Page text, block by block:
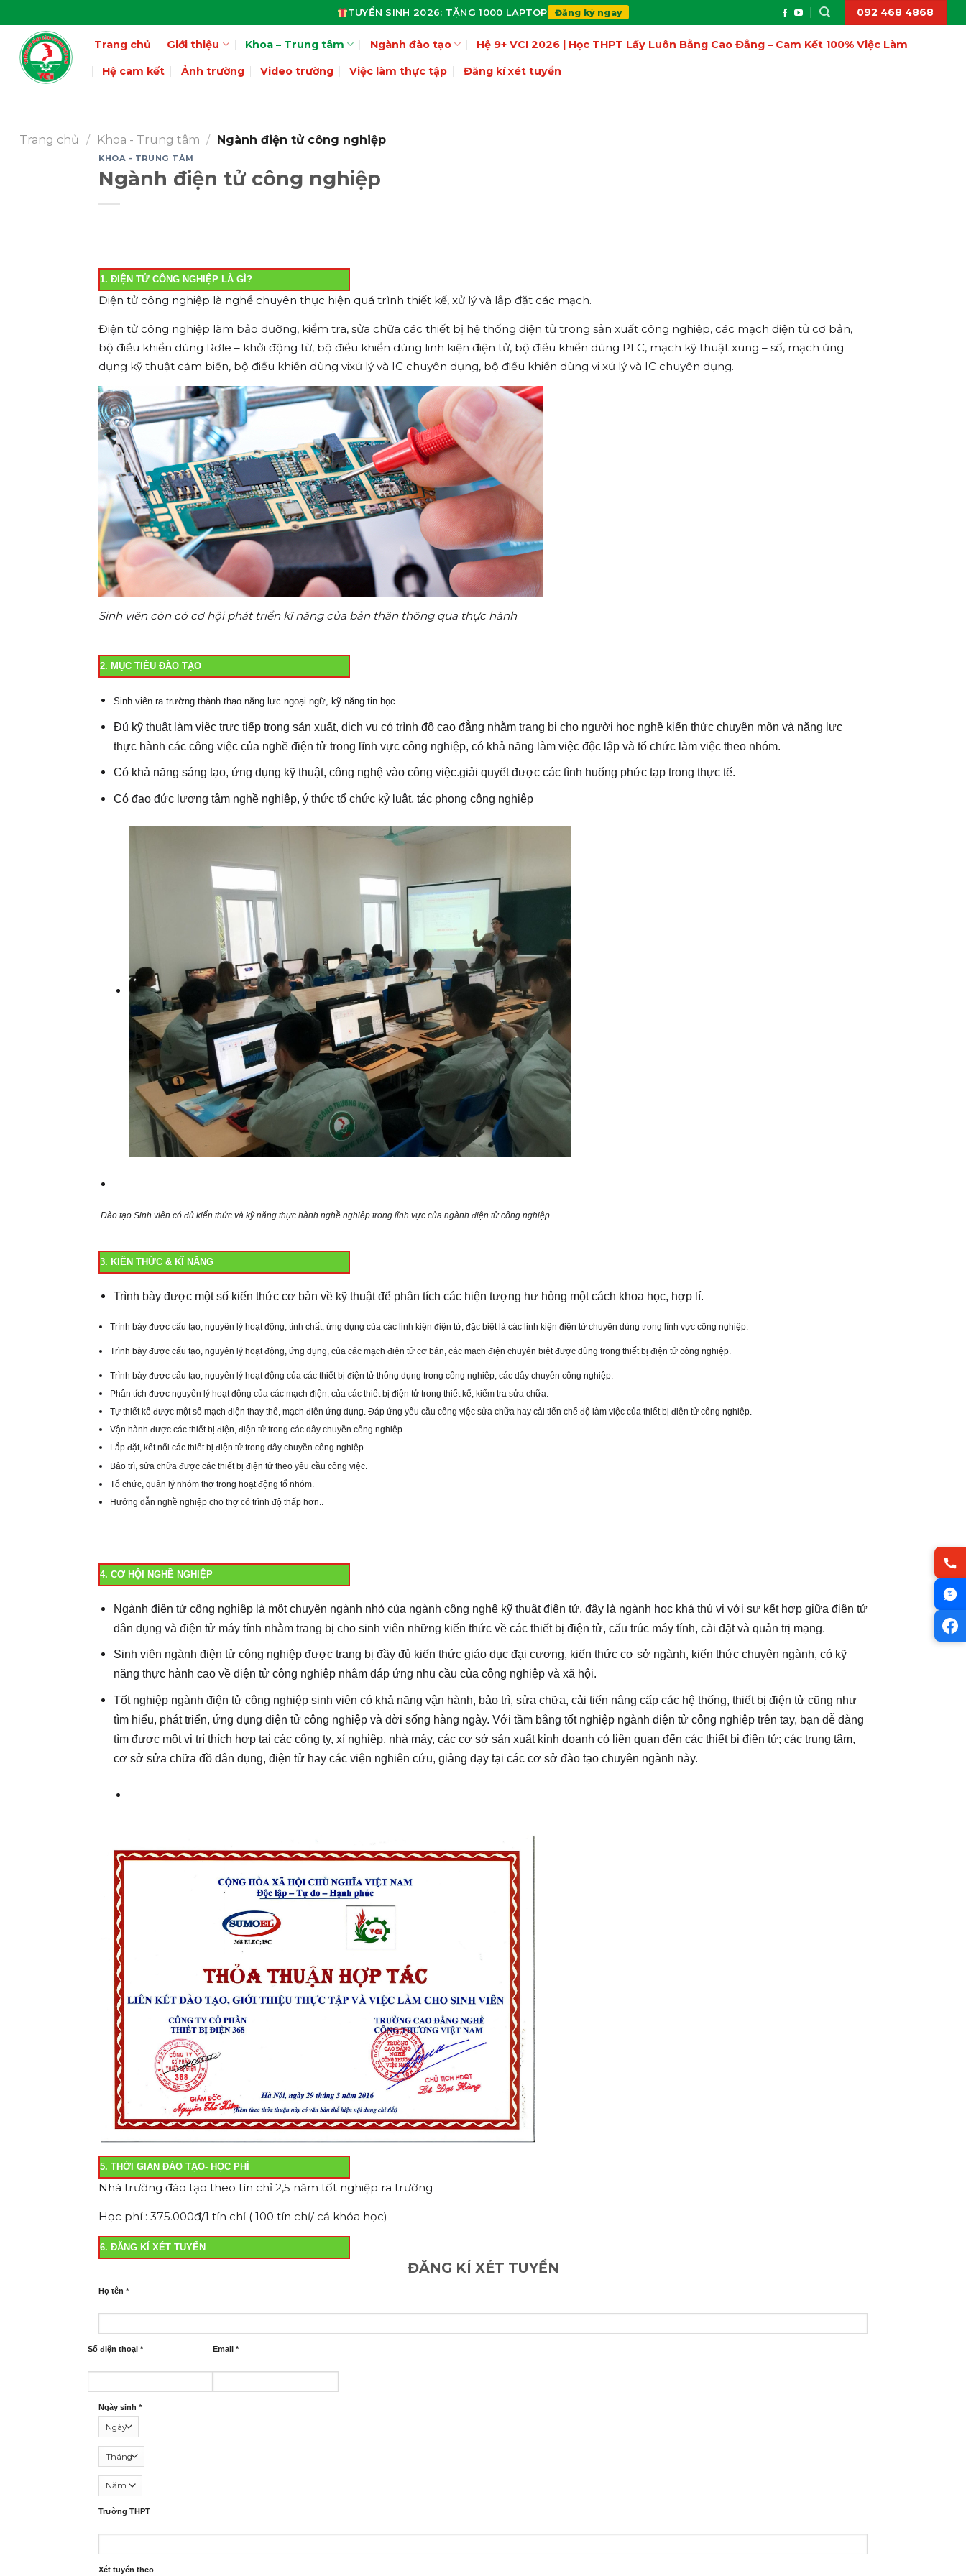
to
content
TUYỂN SINH 2026: TẶNG 1000 LAPTOP Đăng ký ngay 092 468 4868
Trang chủ Giới thiệu Khoa – Trung tâm Ngành đào tạo Hệ 9+ VCI 2026 | Học THPT Lấy Luôn Bằng Cao Đẳng – Cam Kết 100% Việc Làm
Hệ cam kết Ảnh trường Video trường Việc làm thực tập Đăng kí xét tuyển
Trang chủ / Khoa - Trung tâm / Ngành điện tử công nghiệp
KHOA - TRUNG TÂM
Ngành điện tử công nghiệp
1. ĐIỆN TỬ CÔNG NGHIỆP LÀ GÌ?
Điện tử công nghiệp là nghề chuyên thực hiện quá trình thiết kế, xử lý và lắp đặt các mạch.
Điện tử công nghiệp làm bảo dưỡng, kiểm tra, sửa chữa các thiết bị hệ thống điện tử trong sản xuất công nghiệp, các mạch điện tử cơ bản,
bộ điều khiển dùng Rơle – khởi động từ, bộ điều khiển dùng linh kiện điện tử, bộ điều khiển dùng PLC, mạch kỹ thuật xung – số, mạch ứng
dụng kỹ thuật cảm biến, bộ điều khiển dùng vixử lý và IC chuyên dụng, bộ điều khiển dùng vi xử lý và IC chuyên dụng.
Sinh viên còn có cơ hội phát triển kĩ năng của bản thân thông qua thực hành
2. MỤC TIÊU ĐÀO TẠO
Sinh viên ra trường thành thạo năng lực ngoại ngữ, kỹ năng tin học….
Đủ kỹ thuật làm việc trực tiếp trong sản xuất, dịch vụ có trình độ cao đẳng nhằm trang bị cho người học nghề kiến thức chuyên môn và năng lực
thực hành các công việc của nghề điện tử trong lĩnh vực công nghiệp, có khả năng làm việc độc lập và tổ chức làm việc theo nhóm.
Có khả năng sáng tạo, ứng dụng kỹ thuật, công nghệ vào công việc.giải quyết được các tình huống phức tạp trong thực tế.
Cóđạo đức lương tâm nghề nghiệp, ý thức tổ chức kỷ luật, tác phong công nghiệp
Đào tạo Sinh viên có đủ kiến thức và kỹ năng thực hành nghề nghiệp trong lĩnh vực của ngành điện tử công nghiệp
3. KIẾN THỨC & KĨ NĂNG
Trình bày đư­ợc một số kiến thức cơ bản về kỹ thuật để phân tích các hiện tượng h­ư hỏng một cách khoa học, hợp lí.
Trình bày đ­ược cấu tạo, nguyên lý hoạt động, tính chất, ứng dụng của các linh kiện điện tử, đặc biệt là các linh kiện điện tử chuyên dùng trong lĩnh vực công nghiệp.
Trình bày đ­ược cấu tạo, nguyên lý hoạt động, ứng dụng, của các mạch điện tử cơ bản, các mạch điện chuyên biệt đ­ược dùng trong thiết bị điện tử công nghiệp.
Trình bày đ­ược cấu tạo, nguyên lý hoạt động của các thiết bị điện tử thông dụng trong công nghiệp, các dây chuyền công nghiệp.
Phân tích đư­ợc nguyên lý hoạt động của các mạch điện, của các thiết bị điện tử trong thiết kế, kiểm tra sửa chữa.
Tự thiết kế được một số mạch điện thay thế, mạch điện ứng dụng. Đáp ứng yêu cầu công việc sửa chữa hay cải tiến chế độ làm việc của thiết bị điện tử công nghiệp.
Vận hành đ­ược các thiết bị điện, điện tử trong các dây chuyền công nghiệp.
Lắp đặt, kết nối các thiết bị điện tử trong dây chuyền công nghiệp.
Bảo trì, sửa chữa đư­ợc các thiết bị điện tử theo yêu cầu công việc.
Tổ chức, quản lý nhóm thợ trong hoạt động tổ nhóm.
Hư­ớng dẫn nghề nghiệp cho thợ có trình độ thấp hơn..
4. CƠ HỘI NGHỀ NGHIỆP
Ngành điện tử công nghiệp là một chuyên ngành nhỏ của ngành công nghệ kỹ thuật điện tử, đây là ngành học khá thú vị với sự kết hợp giữa điện tử
dân dụng và điện tử máy tính nhằm trang bị cho sinh viên những kiến thức về các thiết bị điện tử, cấu trúc máy tính, cài đặt và quản trị mạng.
Sinh viên ngành điện tử công nghiệp được trang bị đầy đủ kiến thức giáo dục đại cương, kiến thức cơ sở ngành, kiến thức chuyên ngành, có kỹ
năng thực hành cao về điện tử công nghiệp nhằm đáp ứng nhu cầu của công nghiệp và xã hội.
Tốt nghiệp ngành điện tử công nghiệp sinh viên có khả năng vận hành, bảo trì, sửa chữa, cải tiến nâng cấp các hệ thống, thiết bị điện tử cũng như
tìm hiểu, phát triển, ứng dụng điện tử công nghiệp và đời sống hàng ngày. Với tầm bằng tốt nghiệp ngành điện tử công nghiệp trên tay, bạn dễ dàng
tìm được một vị trí thích hợp tại các công ty, xí nghiệp, nhà máy, các cơ sở sản xuất kinh doanh có liên quan đến các thiết bị điện tử; các trung tâm,
cơ sở sửa chữa đồ dân dụng, điện tử hay các viện nghiên cứu, giảng dạy tại các cơ sở đào tạo chuyên ngành này.
5. THỜI GIAN ĐÀO TẠO- HỌC PHÍ
Nhà trường đào tạo theo tín chỉ 2,5 năm tốt nghiệp ra trường
Học phí : 375.000đ/1 tín chỉ ( 100 tín chỉ/ cả khóa học)
6. ĐĂNG KÍ XÉT TUYỂN
ĐĂNG KÍ XÉT TUYỂN
Họ tên *
Số điện thoại * Email*
Ngày sinh *
Trường THPT
Xét tuyển theo